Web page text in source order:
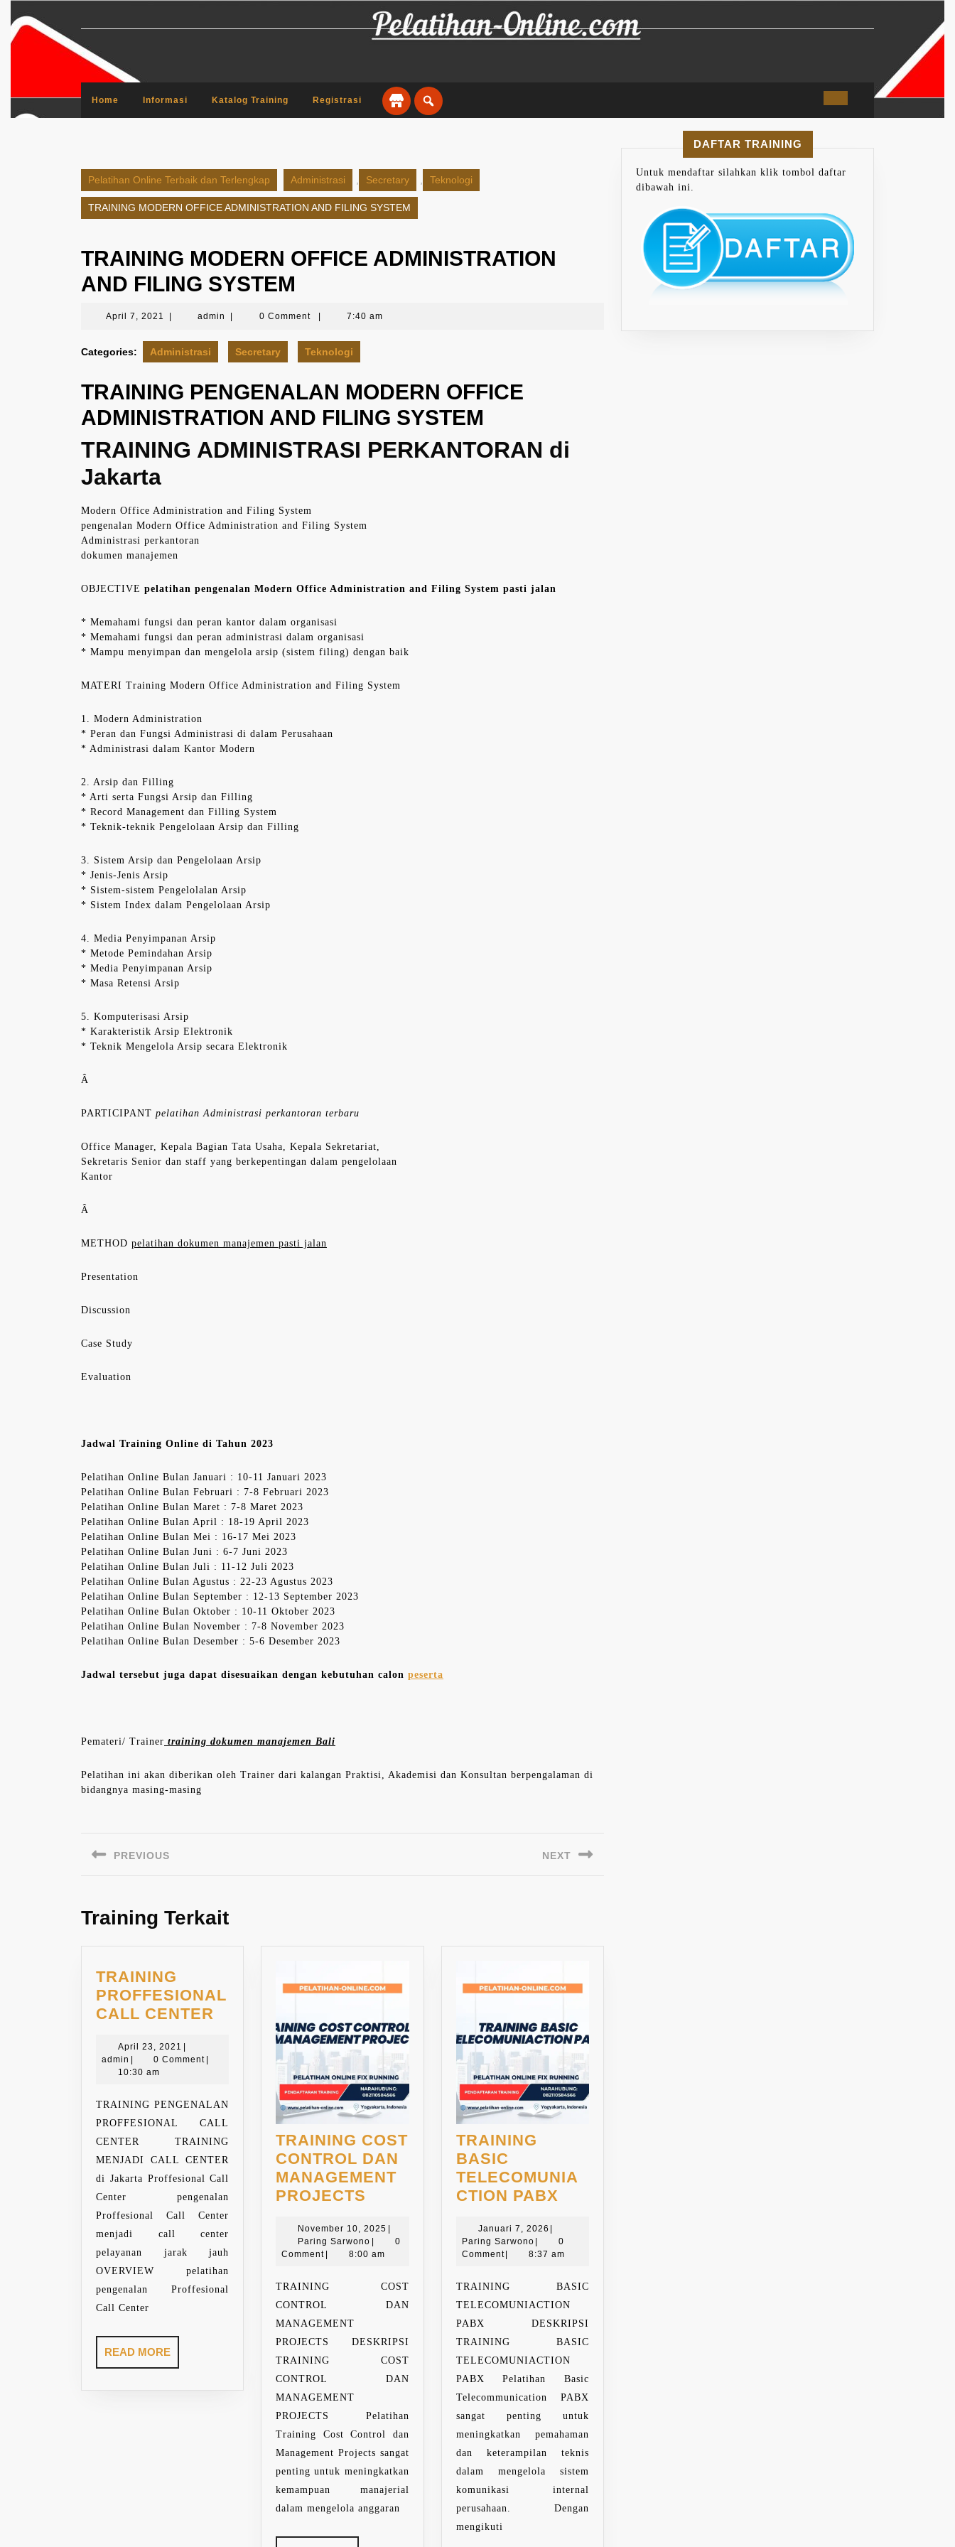
to
content
Home Informasi Katalog Training Registrasi
Pelatihan Online Terbaik dan Terlengkap Administrasi Secretary Teknologi
TRAINING MODERN OFFICE ADMINISTRATION AND FILING SYSTEM
TRAINING MODERN OFFICE ADMINISTRATION
AND FILING SYSTEM
April 7, 2021 April
2021
admin admin 0 Comment 7:40 am
Categories: Administrasi Secretary Teknologi
TRAINING PENGENALAN MODERN OFFICE
ADMINISTRATION AND FILING SYSTEM
TRAINING ADMINISTRASI PERKANTORAN di
Jakarta
Modern Office Administration and Filing System
pengenalan Modern Office Administration and Filing System
Administrasi perkantoran
dokumen manajemen
OBJECTIVE pelatihan pengenalan Modern Office Administration and Filing System pasti jalan
* Memahami fungsi dan peran kantor dalam organisasi
* Memahami fungsi dan peran administrasi dalam organisasi
* Mampu menyimpan dan mengelola arsip (sistem filing) dengan baik
MATERI Training Modern Office Administration and Filing System
1. Modern Administration
* Peran dan Fungsi Administrasi di dalam Perusahaan
* Administrasi dalam Kantor Modern
2. Arsip dan Filling
* Arti serta Fungsi Arsip dan Filling
* Record Management dan Filling System
* Teknik-teknik Pengelolaan Arsip dan Filling
3. Sistem Arsip dan Pengelolaan Arsip
* Jenis-Jenis Arsip
* Sistem-sistem Pengelolalan Arsip
* Sistem Index dalam Pengelolaan Arsip
4. Media Penyimpanan Arsip
* Metode Pemindahan Arsip
* Media Penyimpanan Arsip
* Masa Retensi Arsip
5. Komputerisasi Arsip
* Karakteristik Arsip Elektronik
* Teknik Mengelola Arsip secara Elektronik
Â
PARTICIPANT pelatihan Administrasi perkantoran terbaru
Office Manager, Kepala Bagian Tata Usaha, Kepala Sekretariat,
Sekretaris Senior dan staff yang berkepentingan dalam pengelolaan
Kantor
Â
METHOD pelatihan dokumen manajemen pasti jalan
Presentation
Discussion
Case Study
Evaluation
Jadwal Training Online di Tahun 2023
Pelatihan Online Bulan Januari : 10-11 Januari 2023
Pelatihan Online Bulan Februari : 7-8 Februari 2023
Pelatihan Online Bulan Maret : 7-8 Maret 2023
Pelatihan Online Bulan April : 18-19 April 2023
Pelatihan Online Bulan Mei : 16-17 Mei 2023
Pelatihan Online Bulan Juni : 6-7 Juni 2023
Pelatihan Online Bulan Juli : 11-12 Juli 2023
Pelatihan Online Bulan Agustus : 22-23 Agustus 2023
Pelatihan Online Bulan September : 12-13 September 2023
Pelatihan Online Bulan Oktober : 10-11 Oktober 2023
Pelatihan Online Bulan November : 7-8 November 2023
Pelatihan Online Bulan Desember : 5-6 Desember 2023
Jadwal tersebut juga dapat disesuaikan dengan kebutuhan calon peserta
Pemateri/ Trainer training dokumen manajemen Bali
Pelatihan ini akan diberikan oleh Trainer dari kalangan Praktisi, Akademisi dan Konsultan berpengalaman di
bidangnya masing-masing
posPREVIOUS NEXT
Training Terkait
TRAINING
PROFFESIONAL
CALL CENTER
PROFFESIONAL
CENTER
April 23, 2021 April
23,
admin admin0 Comment
10:30 am
TRAINING PENGENALAN
PROFFESIONAL CALL
CENTER TRAINING
MENJADI CALL CENTER
di Jakarta Proffesional Call
Center pengenalan
Proffesional Call Center
menjadi call center
pelayanan jarak jauh
OVERVIEW pelatihan
pengenalan Proffesional
Call Center
READ MOREREAD
MORE
TRAINING COST
CONTROL DAN
MANAGEMENT
PROJECTS
CONTROL
DAN
PROJECTS
November 10, 2025 November
10,
Paring Sarwono Paring
Sarwono
0
Comment
8:00 am
TRAINING COST
CONTROL DAN
MANAGEMENT
PROJECTS DESKRIPSI
TRAINING COST
CONTROL DAN
MANAGEMENT
PROJECTS Pelatihan
Training Cost Control dan
Management Projects sangat
penting untuk meningkatkan
kemampuan manajerial
dalam mengelola anggaran
TRAINING
BASIC
TELECOMUNIA
CTION PABX
PABX
Januari 7, 2026 Januari
2026
Paring SarwonoParing
Sarwono
0
Comment
8:37 am
TRAINING BASIC
TELECOMUNIACTION
PABX DESKRIPSI
TRAINING BASIC
TELECOMUNIACTION
PABX Pelatihan Basic
Telecommunication PABX
sangat penting untuk
meningkatkan pemahaman
dan keterampilan teknis
dalam mengelola sistem
komunikasi internal
perusahaan. Dengan
mengikuti
DAFTAR TRAINING
Untuk mendaftar silahkan klik tombol daftar
dibawah ini.